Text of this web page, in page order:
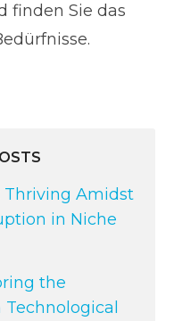
finden Sie das
Thriving Amidst
in Niche
the